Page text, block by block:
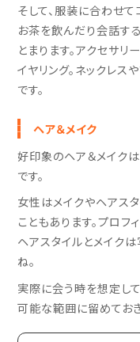
そして、服装に合わせて
お茶を飲んだり会話す
とまります。アクセサ
イヤリング。ネックレス
です。
ヘア＆メイク
好印象のヘア＆メイク
です。
女性はメイクやヘアス
こともあります。プロ
ヘアスタイルとメイク
ね。
実際に会う時を想定し
可能な範囲に留めておき